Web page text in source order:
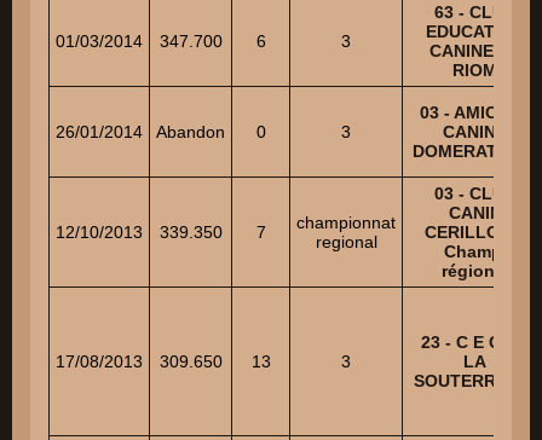
01/03/2014 347.700 6 3
63 - CLUB
EDUCATION
CANINE DE
RIOM
26/01/2014 Abandon 0 3
03 - AMICALE
CANINE
DOMERATOISE
12/10/2013 339.350 7
championnat
regional
03 - CLUB
CANIN
CERILLOIS -
Champ.
régional
17/08/2013 309.650 13 3
23 - C E C DE
LA
SOUTERRAINE